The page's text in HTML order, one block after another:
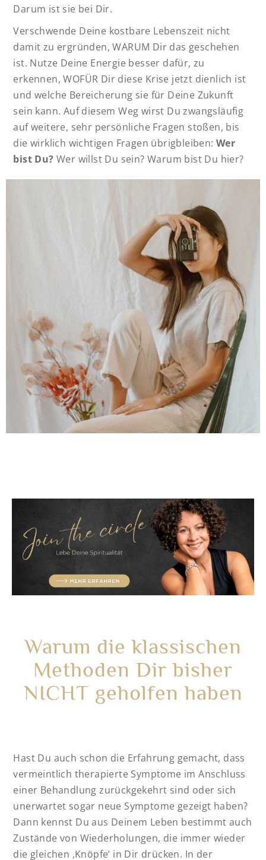
Darum ist sie bei Dir.
Verschwende Deine kostbare Lebenszeit nicht
damit zu ergründen, WARUM Dir das geschehen
ist. Nutze Deine Energie besser dafür, zu
erkennen, WOFÜR Dir diese Krise jetzt dienlich ist
und welche Bereicherung sie für Deine Zukunft
sein kann. Auf diesem Weg wirst Du zwangsläufig
auf weitere, sehr persönliche Fragen stoßen, bis
die wirklich wichtigen Fragen übrigbleiben: Wer
bist Du? Wer willst Du sein? Warum bist Du hier?
Warum die klassischen
Methoden Dir bisher
NICHT geholfen haben
Hast Du auch schon die Erfahrung gemacht, dass
vermeintlich therapierte Symptome im Anschluss
einer Behandlung zurückgekehrt sind oder sich
unerwartet sogar neue Symptome gezeigt haben?
Dann kennst Du aus Deinem Leben bestimmt auch
Zustände von Wiederholungen, die immer wieder
die gleichen ‚Knöpfe‘ in Dir drücken. In der